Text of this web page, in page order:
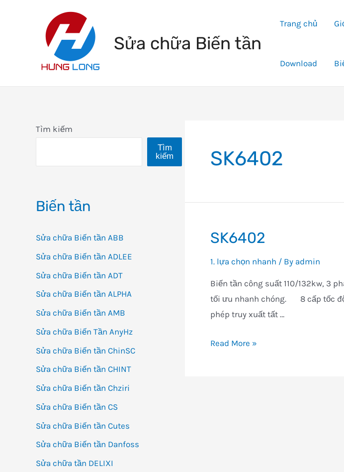
Sửa chữa Biến tần
Trang chủ
Download
Tìm kiếm
Tìm
kiếm
Biến tần
Sửa chữa Biến tần ABB
Sửa chữa Biến tần ADLEE
Sửa chữa Biến tần ADT
Sửa chữa Biến tần ALPHA
Sửa chữa Biến tần AMB
Sửa chữa Biến Tần AnyHz
Sửa chữa Biến tần ChinSC
Sửa chữa Biến tần CHINT
Sửa chữa Biến tần Chziri
Sửa chữa Biến tần CS
Sửa chữa Biến tần Cutes
Sửa chữa Biến tần Danfoss
Sửa chữa tần DELIXI
SK6402
SK6402
1. lựa chọn nhanh / By admin
Biến tần công suất 110/132kw, 3
tối ưu nhanh chóng. 8 cấp tốc
phép truy xuất tất …
SK6402
Read More »